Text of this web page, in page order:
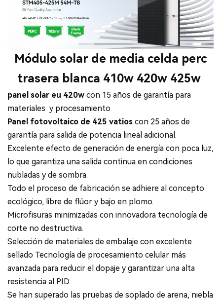
Módulo solar de media celda perc
trasera blanca 410w 420w 425w
panel solar eu 420w con 15 años de garantía para
materiales y procesamiento
Panel fotovoltaico de 425 vatios con 25 años de
garantía para salida de potencia lineal adicional.
Excelente efecto de generación de energía con poca luz,
lo que garantiza una salida continua en condiciones
nubladas y de sombra.
Todo el proceso de fabricación se adhiere al concepto
ecológico, libre de flúor y bajo en plomo.
Microfisuras minimizadas con innovadora tecnología de
corte no destructiva.
Selección de materiales de embalaje con excelente
sellado Tecnología de procesamiento celular más
avanzada para reducir el dopaje y garantizar una alta
resistencia al PID.
Se han superado las pruebas de soplado de arena, niebla